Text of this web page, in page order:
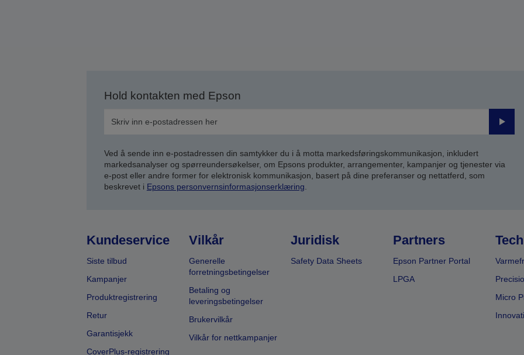
Hold kontakten med Epson
Send
Ved å sende inn e-postadressen din samtykker du i å motta markedsføringskommunikasjon, inkludert
markedsanalyser og spørreundersøkelser, om Epsons produkter, arrangementer, kampanjer og tjenester via
e-post eller andre former for elektronisk kommunikasjon, basert på dine preferanser og nettatferd, som
beskrevet i Epsons personvernsinformasjonserklæring
Kundeservice
Siste tilbud
Kampanjer
Produktregistrering
Retur
Garantisjekk
CoverPlus-registrering
Vilkår
Generelle
forretningsbetingelser
Betaling og
leveringsbetingelser
Brukervilkår
Vilkår for nettkampanjer
Juridisk
Safety Data Sheets
Partners
Epson Partner Portal
LPGA
Micro